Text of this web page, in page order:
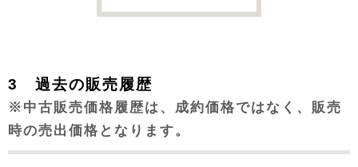
3 過去の販売履歴
※中古販売価格履歴は、成約価格ではなく、販売
時の売出価格となります。